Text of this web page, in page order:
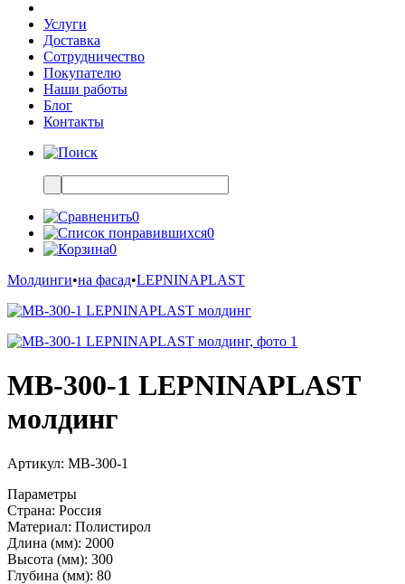
Услуги
Доставка
Сотрудничество
Покупателю
Наши работы
Блог
Контакты
0
0
0
Молдинги•на фасад•LEPNINAPLAST
МВ-300-1 LEPNINAPLAST
молдинг
Артикул: МВ-300-1
Параметры
Страна: Россия
Материал: Полистирол
Длина (мм): 2000
Высота (мм): 300
Глубина (мм): 80